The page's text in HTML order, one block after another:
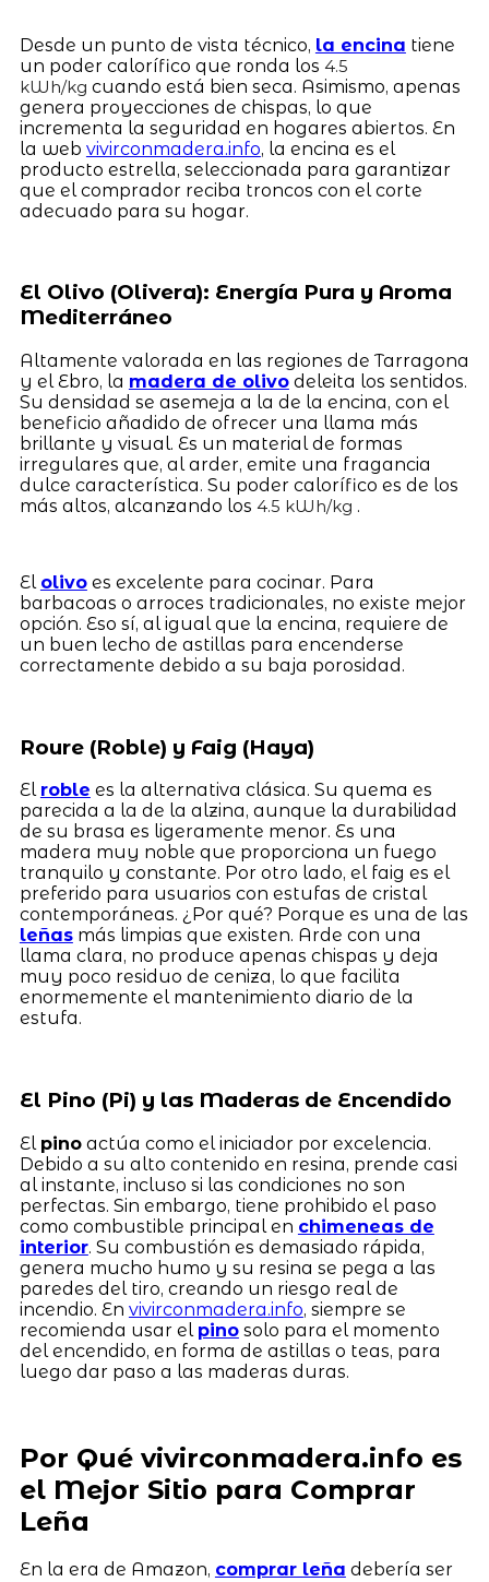
Desde un punto de vista técnico, la encina tiene
un poder calorífico que ronda los 4.5
kWh/kg cuando está bien seca. Asimismo, apenas
genera proyecciones de chispas, lo que
incrementa la seguridad en hogares abiertos. En
la web vivirconmadera.info, la encina es el
producto estrella, seleccionada para garantizar
que el comprador reciba troncos con el corte
adecuado para su hogar.
El Olivo (Olivera): Energía Pura y Aroma
Mediterráneo
Altamente valorada en las regiones de Tarragona
y el Ebro, la madera de olivodeleita los sentidos.
Su densidad se asemeja a la de la encina, con el
beneficio añadido de ofrecer una llama más
brillante y visual. Es un material de formas
irregulares que, al arder, emite una fragancia
dulce característica. Su poder calorífico es de los
más altos, alcanzando los 4.5 kWh/kg .
El olivoes excelente para cocinar. Para
barbacoas o arroces tradicionales, no existe mejor
opción. Eso sí, al igual que la encina, requiere de
un buen lecho de astillas para encenderse
correctamente debido a su baja porosidad.
Roure (Roble) y Faig (Haya)
El roble es la alternativa clásica. Su quema es
parecida a la de la alzina, aunque la durabilidad
de su brasa es ligeramente menor. Es una
madera muy noble que proporciona un fuego
tranquilo y constante. Por otro lado, el faig es el
preferido para usuarios con estufas de cristal
contemporáneas. ¿Por qué? Porque es una de las
leñasmás limpias que existen. Arde con una
llama clara, no produce apenas chispas y deja
muy poco residuo de ceniza, lo que facilita
enormemente el mantenimiento diario de la
estufa.
El Pino (Pi) y las Maderas de Encendido
El pinoactúa como el iniciador por excelencia.
Debido a su alto contenido en resina, prende casi
al instante, incluso si las condiciones no son
perfectas. Sin embargo, tiene prohibido el paso
como combustible principal en chimeneas de
interior. Su combustión es demasiado rápida,
genera mucho humo y su resina se pega a las
paredes del tiro, creando un riesgo real de
incendio. En vivirconmadera.info, siempre se
recomienda usar el pinosolo para el momento
del encendido, en forma de astillas o teas, para
luego dar paso a las maderas duras.
Por Qué vivirconmadera.info es
el Mejor Sitio para Comprar
Leña
En la era de Amazon, comprar leña debería ser